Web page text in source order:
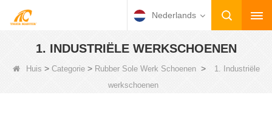
Nederlands
1. INDUSTRIËLE WERKSCHOENEN
Huis > Categorie> Rubber Sole Werk Schoenen>
1. Industriële
werkschoenen